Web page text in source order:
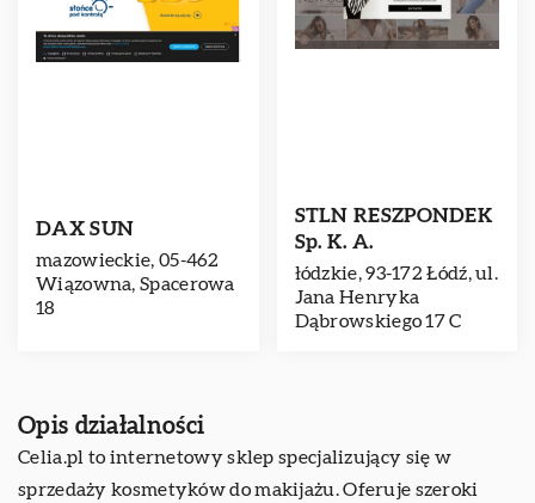
DAX SUN
mazowieckie, 05-462
Wiązowna, Spacerowa
18
STLN RESZPONDEK
Sp. K. A.
łódzkie, 93-172 Łódź, ul.
Jana Henryka
Dąbrowskiego 17 C
Opis działalności
Celia.pl to internetowy sklep specjalizujący się w
sprzedaży kosmetyków do makijażu. Oferuje szeroki